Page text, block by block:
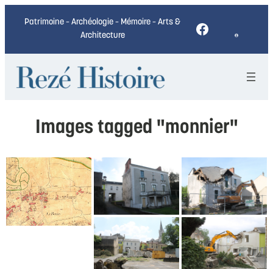
Patrimoine – Archéologie – Mémoire – Arts &
Architecture
Facebook
Images tagged "monnier"